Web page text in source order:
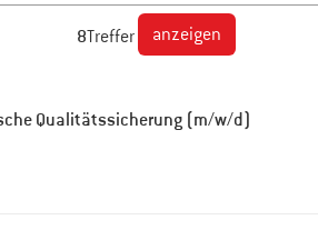
8Treffer anzeigen
Qualitätssicherung (m/w/d)